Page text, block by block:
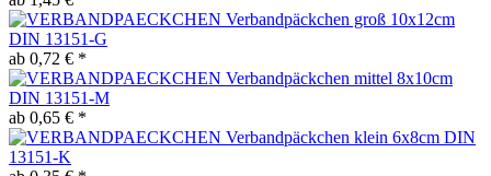
Verbandpäckchen groß 10x12cm
DIN 13151-G
ab 0,72 € *
Verbandpäckchen mittel 8x10cm
DIN 13151-M
ab 0,65 € *
Verbandpäckchen klein 6x8cm DIN
13151-K